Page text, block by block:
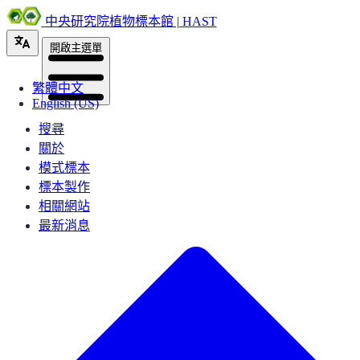
中央研究院植物標本館 | HAST
繁體中文
English (US)
開啟主選單
搜尋
關於
模式標本
標本製作
相關網站
最新消息